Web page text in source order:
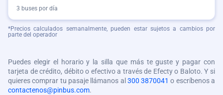
3 buses por día
*Precios calculados semanalmente, pueden estar sujetos a cambios por
parte del operador
Puedes elegir el horario y la silla que más te guste y pagar con
tarjeta de crédito, débito o efectivo a través de Efecty o Baloto. Y si
quieres comprar tu pasaje llámanos al 300 3870041 o escríbenos a
contactenos@pinbus.com.